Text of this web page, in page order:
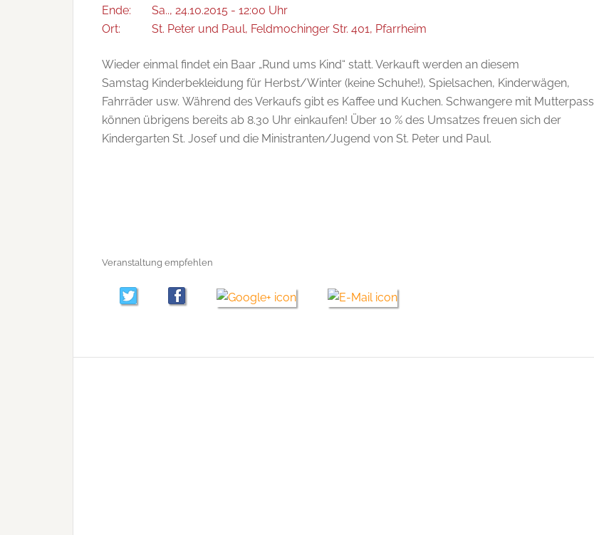
Ende:
Sa.., 24.10.2015 - 12:00 Uhr
Ort:
St. Peter und Paul, Feldmochinger Str. 401, Pfarrheim
Wieder einmal findet ein Baar „Rund ums Kind“ statt. Verkauft werden an diesem
Samstag Kinderbekleidung für Herbst/Winter (keine Schuhe!), Spielsachen, Kinderwägen,
Fahrräder usw. Während des Verkaufs gibt es Kaffee und Kuchen. Schwangere mit Mutterpass
können übrigens bereits ab 8.30 Uhr einkaufen! Über 10 % des Umsatzes freuen sich der
Kindergarten St. Josef und die Ministranten/Jugend von St. Peter und Paul.
Veranstaltung empfehlen